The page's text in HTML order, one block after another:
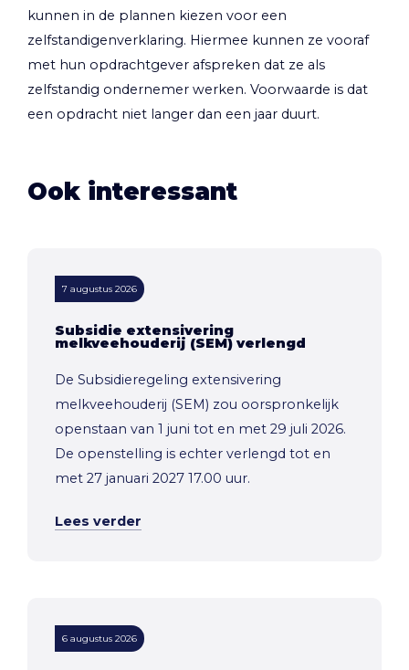
kunnen in de plannen kiezen voor een
zelfstandigenverklaring. Hiermee kunnen ze vooraf
met hun opdrachtgever afspreken dat ze als
zelfstandig ondernemer werken. Voorwaarde is dat
een opdracht niet langer dan een jaar duurt.
Ook interessant
7 augustus 2026
Subsidie extensivering
melkveehouderij (SEM) verlengd
De Subsidieregeling extensivering
melkveehouderij (SEM) zou oorspronkelijk
openstaan van 1 juni tot en met 29 juli 2026.
De openstelling is echter verlengd tot en
met 27 januari 2027 17.00 uur.
Lees verder
6 augustus 2026